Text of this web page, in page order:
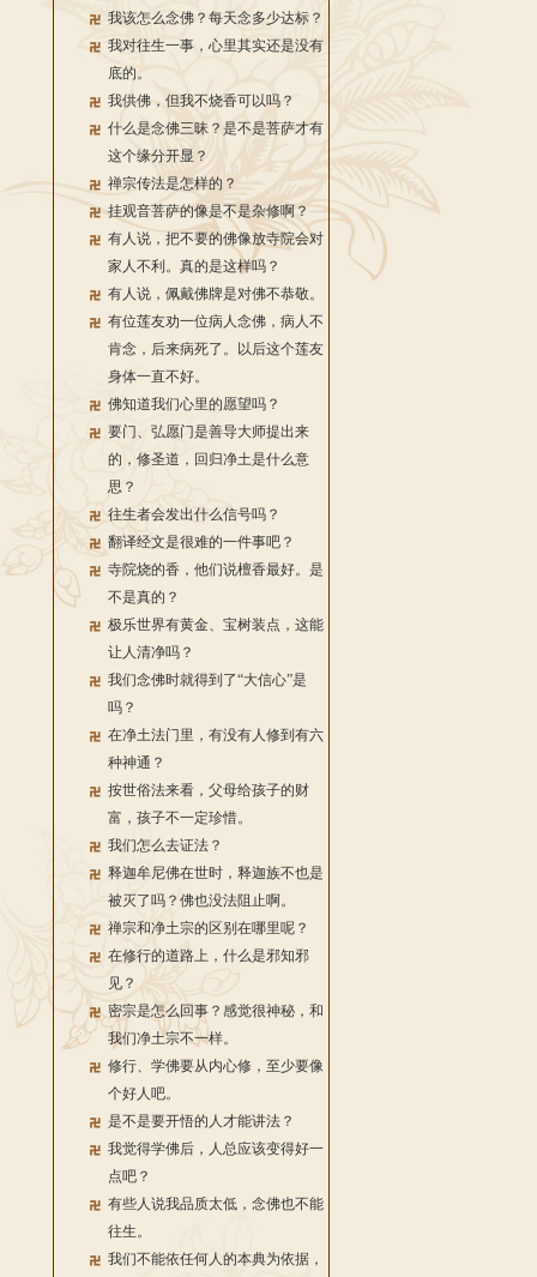
我该怎么念佛？每天念多少达标？
我对往生一事，心里其实还是没有
底的。
我供佛，但我不烧香可以吗？
什么是念佛三昧？是不是菩萨才有
这个缘分开显？
禅宗传法是怎样的？
挂观音菩萨的像是不是杂修啊？
有人说，把不要的佛像放寺院会对
家人不利。真的是这样吗？
有人说，佩戴佛牌是对佛不恭敬。
有位莲友劝一位病人念佛，病人不
肯念，后来病死了。以后这个莲友
身体一直不好。
佛知道我们心里的愿望吗？
要门、弘愿门是善导大师提出来
的，修圣道，回归净土是什么意
思？
往生者会发出什么信号吗？
翻译经文是很难的一件事吧？
寺院烧的香，他们说檀香最好。是
不是真的？
极乐世界有黄金、宝树装点，这能
让人清净吗？
我们念佛时就得到了“大信心”是
吗？
在净土法门里，有没有人修到有六
种神通？
按世俗法来看，父母给孩子的财
富，孩子不一定珍惜。
我们怎么去证法？
释迦牟尼佛在世时，释迦族不也是
被灭了吗？佛也没法阻止啊。
禅宗和净土宗的区别在哪里呢？
在修行的道路上，什么是邪知邪
见？
密宗是怎么回事？感觉很神秘，和
我们净土宗不一样。
修行、学佛要从内心修，至少要像
个好人吧。
是不是要开悟的人才能讲法？
我觉得学佛后，人总应该变得好一
点吧？
有些人说我品质太低，念佛也不能
往生。
我们不能依任何人的本典为依据，